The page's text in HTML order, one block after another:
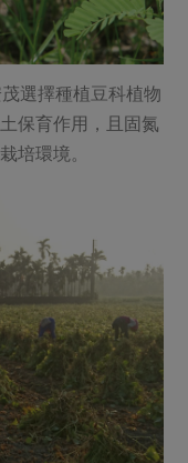
選擇種植豆科植物
保育作用，且固氮
培環境。